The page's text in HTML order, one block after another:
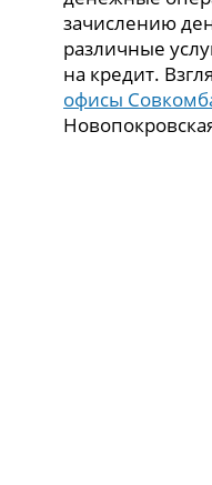
зачислению
различные
на кредит.
офисы